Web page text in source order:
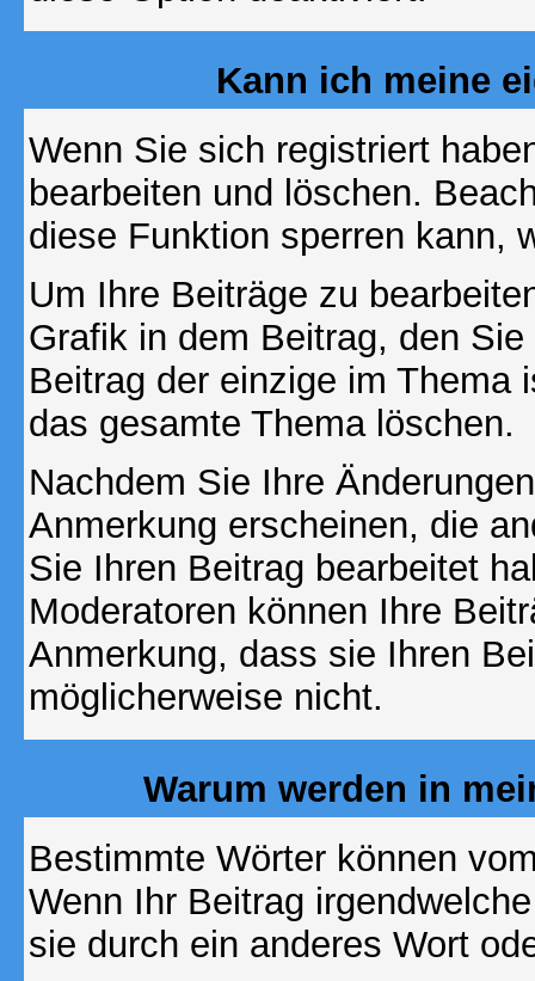
Kann ich meine
Wenn Sie sich registriert
bearbeiten und löschen.
diese Funktion sperren kann,
Um Ihre Beiträge zu
Grafik in dem Beitrag, den
Beitrag der einzige im Thema
das gesamte Thema löschen.
Nachdem Sie Ihre
Anmerkung erscheinen, die
Sie Ihren Beitrag bearbeitet
Moderatoren können Ihre
Anmerkung, dass sie Ihren
möglicherweise nicht.
Warum werden in
Bestimmte Wörter können
Wenn Ihr Beitrag
sie durch ein anderes Wort